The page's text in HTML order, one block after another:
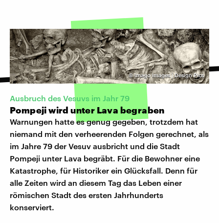
©imago images | Design Pics
Ausbruch des Vesuvs im Jahr 79
Pompeji wird unter Lava begraben
Warnungen hatte es genug gegeben, trotzdem hat
niemand mit den verheerenden Folgen gerechnet, als
im Jahre 79 der Vesuv ausbricht und die Stadt
Pompeji unter Lava begräbt. Für die Bewohner eine
Katastrophe, für Historiker ein Glücksfall. Denn für
alle Zeiten wird an diesem Tag das Leben einer
römischen Stadt des ersten Jahrhunderts
konserviert.